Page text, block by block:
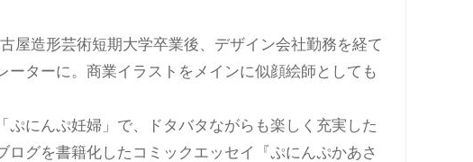
屋造形芸術短期大学卒業後、デザイン会社勤務を経て
ーターに。商業イラストをメインに似顔絵師としても
ぷにんぷ妊婦」で、ドタバタながらも楽しく充実した
ログを書籍化したコミックエッセイ『ぷにんぷかあさ